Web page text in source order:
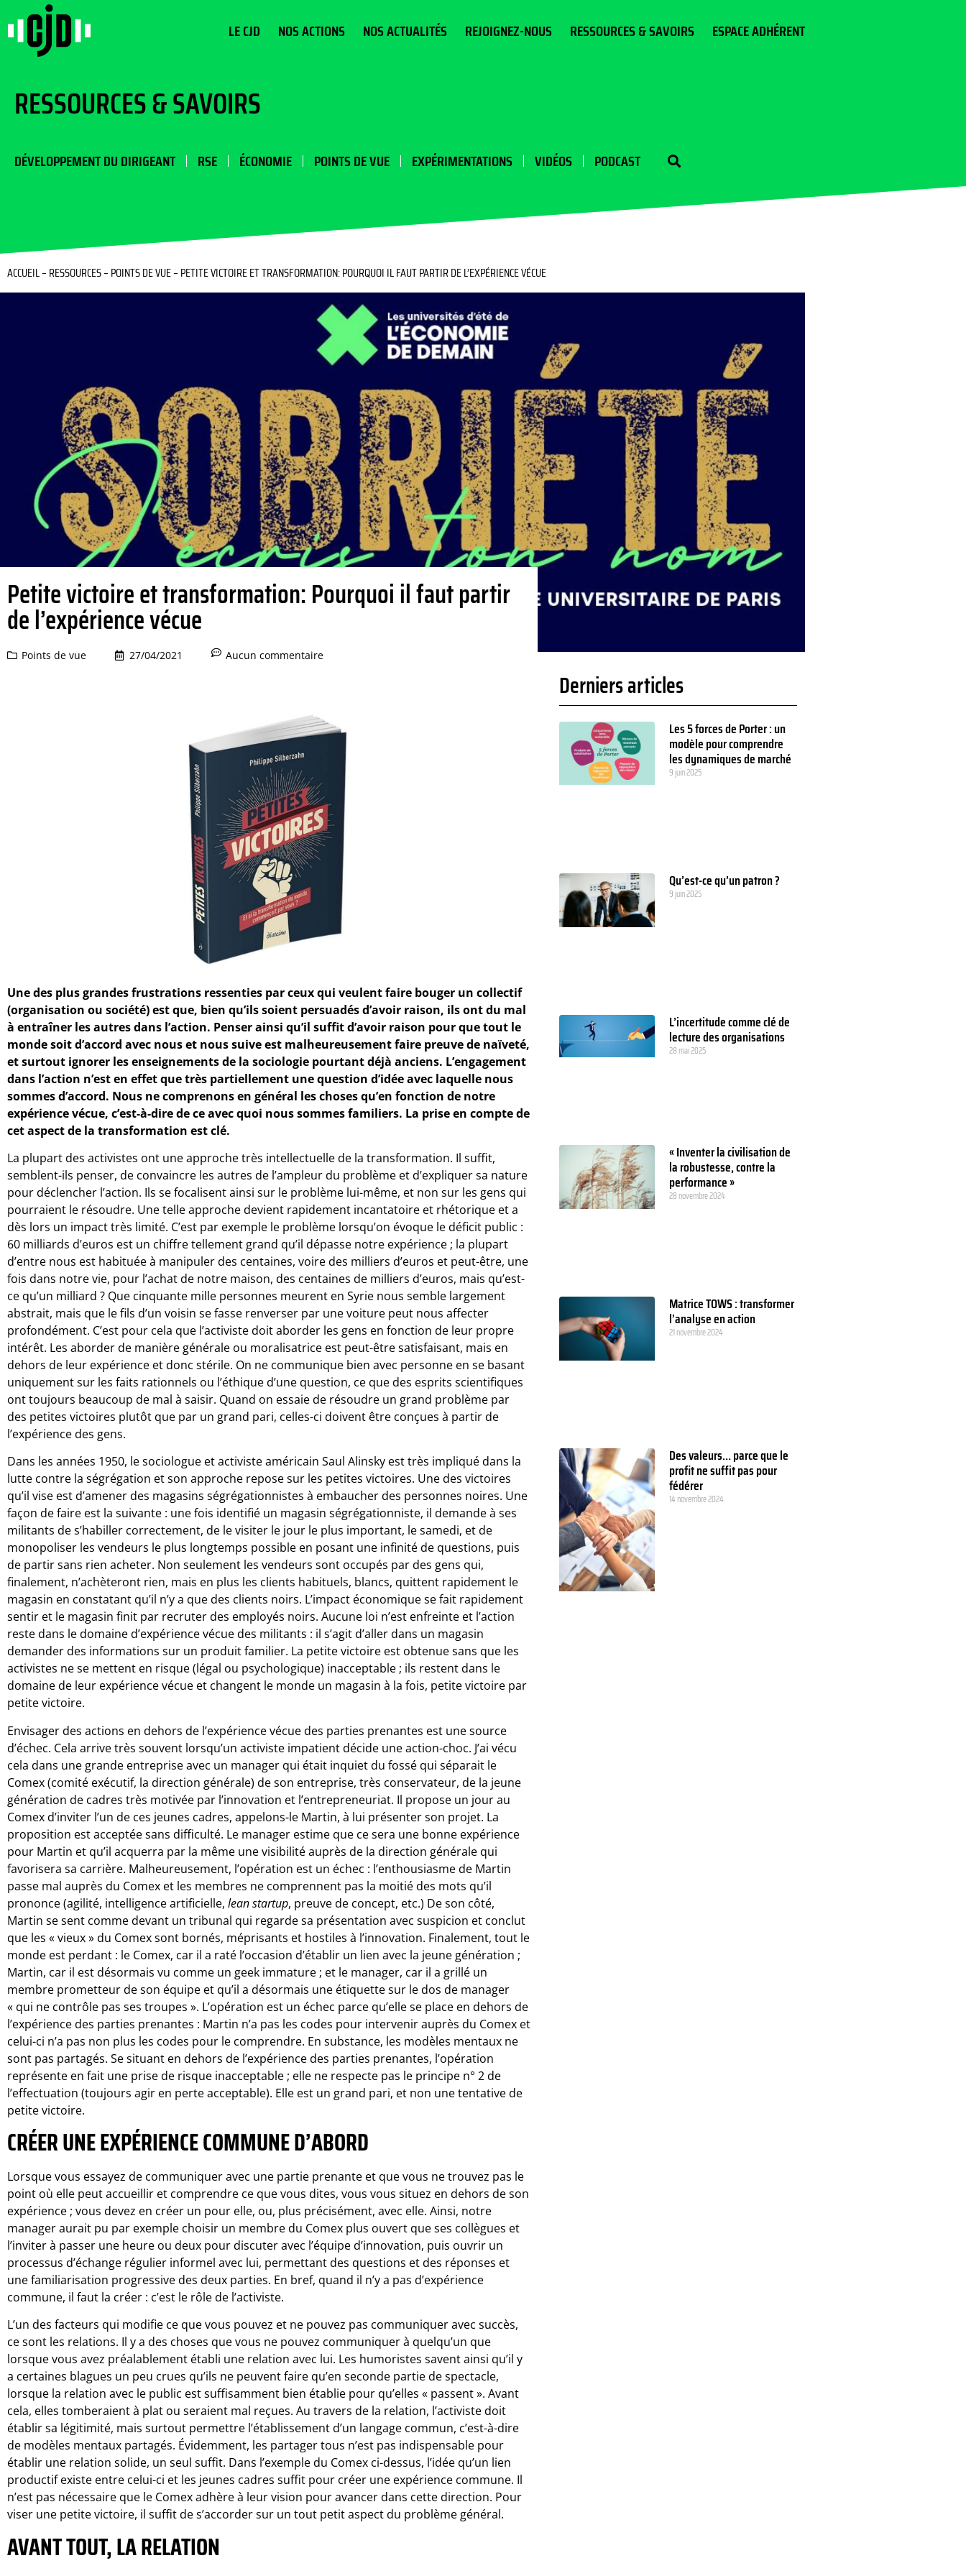
LE CJD NOS ACTIONS NOS ACTUALITÉS REJOIGNEZ-NOUS RESSOURCES & SAVOIRS ESPACE ADHÉRENT
RESSOURCES & SAVOIRS
DÉVELOPPEMENT DU DIRIGEANT RSE ÉCONOMIE POINTS DE VUE EXPÉRIMENTATIONS VIDÉOS PODCAST
ACCUEIL– RESSOURCES– POINTS DE VUE– PETITE VICTOIRE ET TRANSFORMATION: POURQUOI IL FAUT PARTIR DE L’EXPÉRIENCE VÉCUE
Petite victoire et transformation: Pourquoi il faut partir
de l’expérience vécue
Points de vue 27/04/2021 Aucun commentaire
Une des plus grandes frustrations ressenties par ceux qui veulent faire bouger un collectif
(organisation ou société) est que, bien qu’ils soient persuadés d’avoir raison, ils ont du mal
à entraîner les autres dans l’action. Penser ainsi qu’il suffit d’avoir raison pour que tout le
monde soit d’accord avec nous et nous suive est malheureusement faire preuve de naïveté,
et surtout ignorer les enseignements de la sociologie pourtant déjà anciens. L’engagement
dans l’action n’est en effet que très partiellement une question d’idée avec laquelle nous
sommes d’accord. Nous ne comprenons en général les choses qu’en fonction de notre
expérience vécue, c’est-à-dire de ce avec quoi nous sommes familiers. La prise en compte de
cet aspect de la transformation est clé.
La plupart des activistes ont une approche très intellectuelle de la transformation. Il suffit,
semblent-ils penser, de convaincre les autres de l’ampleur du problème et d’expliquer sa nature
pour déclencher l’action. Ils se focalisent ainsi sur le problème lui-même, et non sur les gens qui
pourraient le résoudre. Une telle approche devient rapidement incantatoire et rhétorique et a
dès lors un impact très limité. C’est par exemple le problème lorsqu’on évoque le déficit public :
60 milliards d’euros est un chiffre tellement grand qu’il dépasse notre expérience ; la plupart
d’entre nous est habituée à manipuler des centaines, voire des milliers d’euros et peut-être, une
fois dans notre vie, pour l’achat de notre maison, des centaines de milliers d’euros, mais qu’est-
ce qu’un milliard ? Que cinquante mille personnes meurent en Syrie nous semble largement
abstrait, mais que le fils d’un voisin se fasse renverser par une voiture peut nous affecter
profondément. C’est pour cela que l’activiste doit aborder les gens en fonction de leur propre
intérêt. Les aborder de manière générale ou moralisatrice est peut-être satisfaisant, mais en
dehors de leur expérience et donc stérile. On ne communique bien avec personne en se basant
uniquement sur les faits rationnels ou l’éthique d’une question, ce que des esprits scientifiques
ont toujours beaucoup de mal à saisir. Quand on essaie de résoudre un grand problème par
des petites victoires plutôt que par un grand pari, celles-ci doivent être conçues à partir de
l’expérience des gens.
Dans les années 1950, le sociologue et activiste américain Saul Alinsky est très impliqué dans la
lutte contre la ségrégation et son approche repose sur les petites victoires. Une des victoires
qu’il vise est d’amener des magasins ségrégationnistes à embaucher des personnes noires. Une
façon de faire est la suivante : une fois identifié un magasin ségrégationniste, il demande à ses
militants de s’habiller correctement, de le visiter le jour le plus important, le samedi, et de
monopoliser les vendeurs le plus longtemps possible en posant une infinité de questions, puis
de partir sans rien acheter. Non seulement les vendeurs sont occupés par des gens qui,
finalement, n’achèteront rien, mais en plus les clients habituels, blancs, quittent rapidement le
magasin en constatant qu’il n’y a que des clients noirs. L’impact économique se fait rapidement
sentir et le magasin finit par recruter des employés noirs. Aucune loi n’est enfreinte et l’action
reste dans le domaine d’expérience vécue des militants : il s’agit d’aller dans un magasin
demander des informations sur un produit familier. La petite victoire est obtenue sans que les
activistes ne se mettent en risque (légal ou psychologique) inacceptable ; ils restent dans le
domaine de leur expérience vécue et changent le monde un magasin à la fois, petite victoire par
petite victoire.
Envisager des actions en dehors de l’expérience vécue des parties prenantes est une source
d’échec. Cela arrive très souvent lorsqu’un activiste impatient décide une action-choc. J’ai vécu
cela dans une grande entreprise avec un manager qui était inquiet du fossé qui séparait le
Comex (comité exécutif, la direction générale) de son entreprise, très conservateur, de la jeune
génération de cadres très motivée par l’innovation et l’entrepreneuriat. Il propose un jour au
Comex d’inviter l’un de ces jeunes cadres, appelons-le Martin, à lui présenter son projet. La
proposition est acceptée sans difficulté. Le manager estime que ce sera une bonne expérience
pour Martin et qu’il acquerra par la même une visibilité auprès de la direction générale qui
favorisera sa carrière. Malheureusement, l’opération est un échec : l’enthousiasme de Martin
passe mal auprès du Comex et les membres ne comprennent pas la moitié des mots qu’il
prononce (agilité, intelligence artificielle, lean startup, preuve de concept, etc.) De son côté,
Martin se sent comme devant un tribunal qui regarde sa présentation avec suspicion et conclut
que les « vieux » du Comex sont bornés, méprisants et hostiles à l’innovation. Finalement, tout le
monde est perdant : le Comex, car il a raté l’occasion d’établir un lien avec la jeune génération ;
Martin, car il est désormais vu comme un geek immature ; et le manager, car il a grillé un
membre prometteur de son équipe et qu’il a désormais une étiquette sur le dos de manager
« qui ne contrôle pas ses troupes ». L’opération est un échec parce qu’elle se place en dehors de
l’expérience des parties prenantes : Martin n’a pas les codes pour intervenir auprès du Comex et
celui-ci n’a pas non plus les codes pour le comprendre. En substance, les modèles mentaux ne
sont pas partagés. Se situant en dehors de l’expérience des parties prenantes, l’opération
représente en fait une prise de risque inacceptable ; elle ne respecte pas le principe n° 2 de
l’effectuation (toujours agir en perte acceptable). Elle est un grand pari, et non une tentative de
petite victoire.
CRÉER UNE EXPÉRIENCE COMMUNE D’ABORD
Lorsque vous essayez de communiquer avec une partie prenante et que vous ne trouvez pas le
point où elle peut accueillir et comprendre ce que vous dites, vous vous situez en dehors de son
expérience ; vous devez en créer un pour elle, ou, plus précisément, avec elle. Ainsi, notre
manager aurait pu par exemple choisir un membre du Comex plus ouvert que ses collègues et
l’inviter à passer une heure ou deux pour discuter avec l’équipe d’innovation, puis ouvrir un
processus d’échange régulier informel avec lui, permettant des questions et des réponses et
une familiarisation progressive des deux parties. En bref, quand il n’y a pas d’expérience
commune, il faut la créer : c’est le rôle de l’activiste.
L’un des facteurs qui modifie ce que vous pouvez et ne pouvez pas communiquer avec succès,
ce sont les relations. Il y a des choses que vous ne pouvez communiquer à quelqu’un que
lorsque vous avez préalablement établi une relation avec lui. Les humoristes savent ainsi qu’il y
a certaines blagues un peu crues qu’ils ne peuvent faire qu’en seconde partie de spectacle,
lorsque la relation avec le public est suffisamment bien établie pour qu’elles « passent ». Avant
cela, elles tomberaient à plat ou seraient mal reçues. Au travers de la relation, l’activiste doit
établir sa légitimité, mais surtout permettre l’établissement d’un langage commun, c’est-à-dire
de modèles mentaux partagés. Évidemment, les partager tous n’est pas indispensable pour
établir une relation solide, un seul suffit. Dans l’exemple du Comex ci-dessus, l’idée qu’un lien
productif existe entre celui-ci et les jeunes cadres suffit pour créer une expérience commune. Il
n’est pas nécessaire que le Comex adhère à leur vision pour avancer dans cette direction. Pour
viser une petite victoire, il suffit de s’accorder sur un tout petit aspect du problème général.
AVANT TOUT, LA RELATION
Derniers articles
Les 5 forces de Porter : un
modèle pour comprendre
les dynamiques de marché
9 juin 2025
Qu’est-ce qu’un patron ?
9 juin 2025
L’incertitude comme clé de
lecture des organisations
28 mai 2025
« Inventer la civilisation de
la robustesse, contre la
performance »
28 novembre 2024
Matrice TOWS : transformer
l’analyse en action
21 novembre 2024
Des valeurs… parce que le
profit ne suffit pas pour
fédérer
14 novembre 2024